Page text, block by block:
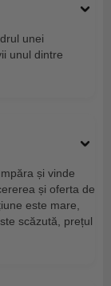
unei
unul dintre
și vinde
și oferta de
este mare,
scăzută, prețul